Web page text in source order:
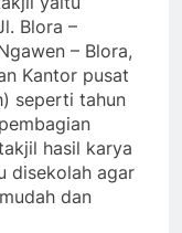
Blora –
– Blora,
Kantor pusat
seperti tahun
hasil karya
disekolah agar
dan